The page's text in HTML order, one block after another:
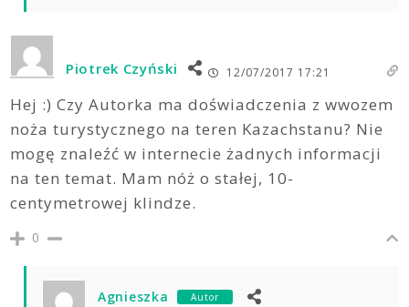
Piotrek Czyński 12/07/2017 17:21
Hej :) Czy Autorka ma doświadczenia z wwozem
noża turystycznego na teren Kazachstanu? Nie
mogę znaleźć w internecie żadnych informacji
na ten temat. Mam nóż o stałej, 10-
centymetrowej klindze.
0
Agnieszka Autor